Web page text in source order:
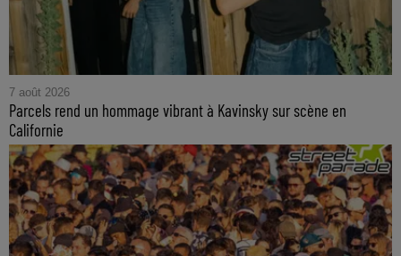
7 août 2026
Parcels rend un hommage vibrant à Kavinsky sur scène en
Californie